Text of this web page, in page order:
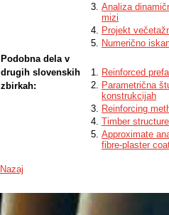
Analiza
mizi
Projekt
Numerično
Podobna dela v
drugih slovenskih
zbirkah:
Reinforced
Parametrična
konstrukcijah
Reinforcing
Timber
Approximate
fibre-plaster
Nazaj